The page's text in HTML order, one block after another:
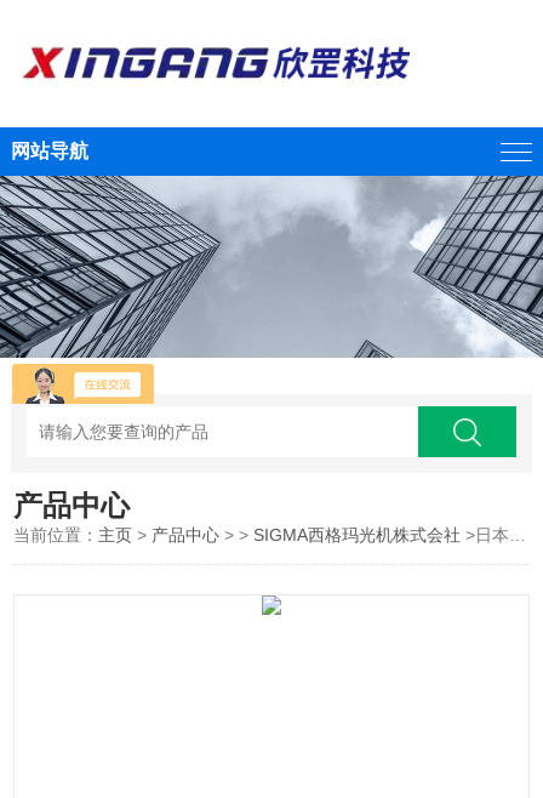
网站导航
产品中心
当前位置： 主页 > 产品中心 > > SIGMA西格玛光机株式会社 >日本SIGMAKOKI西格玛光机笼式用高度调整架